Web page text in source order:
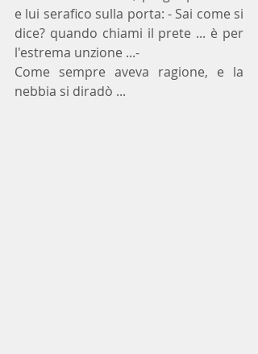
e lui serafico sulla porta: - Sai come si
dice? quando chiami il prete ... è per
l'estrema unzione ...-
Come sempre aveva ragione, e la
nebbia si diradò ...